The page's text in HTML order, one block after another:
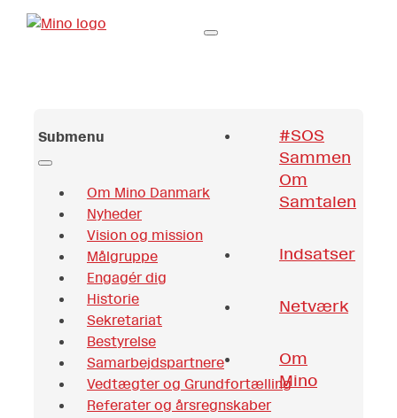
#SOS
Sammen
Om
Samtalen
Indsatser
Netværk
Om
Mino
Submenu
Om Mino Danmark
Nyheder
Vision og mission
Målgruppe
Engagér dig
Historie
Sekretariat
Bestyrelse
Samarbejdspartnere
Vedtægter og Grundfortælling
Referater og årsregnskaber